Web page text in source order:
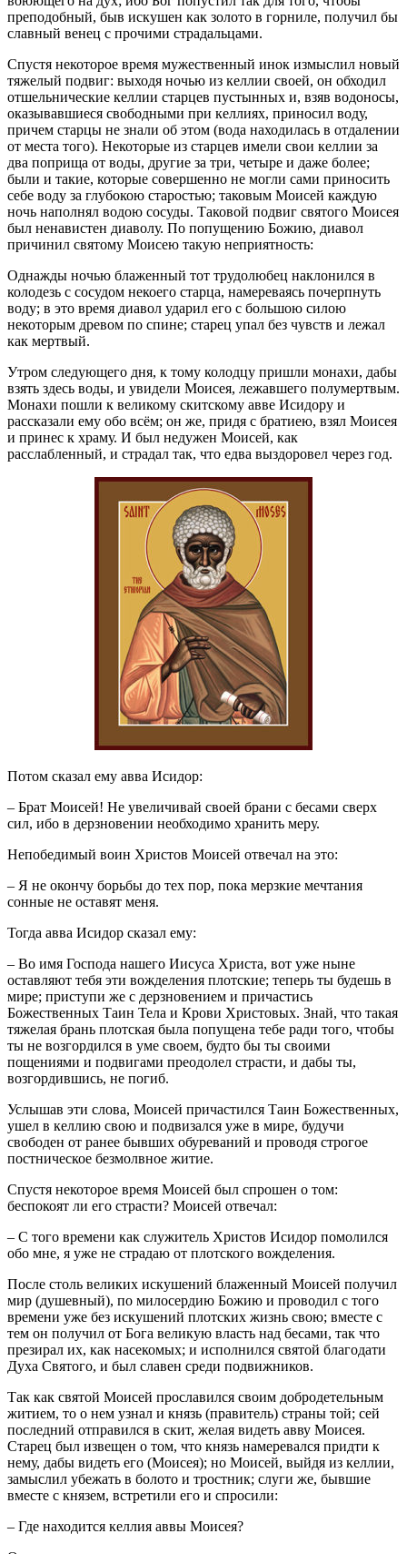
преподобный, быв искушен как золото в горниле, получил бы
славный венец с прочими страдальцами.
Спустя некоторое время мужественный инок измыслил новый
тяжелый подвиг: выходя ночью из келлии своей, он обходил
отшельнические келлии старцев пустынных и, взяв водоносы,
оказывавшиеся свободными при келлиях, приносил воду,
причем старцы не знали об этом (вода находилась в отдалении
от места того). Некоторые из старцев имели свои келлии за
два поприща от воды, другие за три, четыре и даже более;
были и такие, которые совершенно не могли сами приносить
себе воду за глубокою старостью; таковым Моисей каждую
ночь наполнял водою сосуды. Таковой подвиг святого Моисея
был ненавистен диаволу. По попущению Божию, диавол
причинил святому Моисею такую неприятность:
Однажды ночью блаженный тот трудолюбец наклонился в
колодезь с сосудом некоего старца, намереваясь почерпнуть
воду; в это время диавол ударил его с большою силою
некоторым древом по спине; старец упал без чувств и лежал
как мертвый.
Утром следующего дня, к тому колодцу пришли монахи, дабы
взять здесь воды, и увидели Моисея, лежавшего полумертвым.
Монахи пошли к великому скитскому авве Исидору и
рассказали ему обо всём; он же, придя с братиею, взял Моисея
и принес к храму. И был недужен Моисей, как
расслабленный, и страдал так, что едва выздоровел через год.
Потом сказал ему авва Исидор:
– Брат Моисей! Не увеличивай своей брани с бесами сверх
сил, ибо в дерзновении необходимо хранить меру.
Непобедимый воин Христов Моисей отвечал на это:
– Я не окончу борьбы до тех пор, пока мерзкие мечтания
сонные не оставят меня.
Тогда авва Исидор сказал ему:
– Во имя Господа нашего Иисуса Христа, вот уже ныне
оставляют тебя эти вожделения плотские; теперь ты будешь в
мире; приступи же с дерзновением и причастись
Божественных Таин Тела и Крови Христовых. Знай, что такая
тяжелая брань плотская была попущена тебе ради того, чтобы
ты не возгордился в уме своем, будто бы ты своими
пощениями и подвигами преодолел страсти, и дабы ты,
возгордившись, не погиб.
Услышав эти слова, Моисей причастился Таин Божественных,
ушел в келлию свою и подвизался уже в мире, будучи
свободен от ранее бывших обуреваний и проводя строгое
постническое безмолвное житие.
Спустя некоторое время Моисей был спрошен о том:
беспокоят ли его страсти? Моисей отвечал:
– С того времени как служитель Христов Исидор помолился
обо мне, я уже не страдаю от плотского вожделения.
После столь великих искушений блаженный Моисей получил
мир (душевный), по милосердию Божию и проводил с того
времени уже без искушений плотских жизнь свою; вместе с
тем он получил от Бога великую власть над бесами, так что
презирал их, как насекомых; и исполнился святой благодати
Духа Святого, и был славен среди подвижников.
Так как святой Моисей прославился своим добродетельным
житием, то о нем узнал и князь (правитель) страны той; сей
последний отправился в скит, желая видеть авву Моисея.
Старец был извещен о том, что князь намеревался придти к
нему, дабы видеть его (Моисея); но Моисей, выйдя из келлии,
замыслил убежать в болото и тростник; слуги же, бывшие
вместе с князем, встретили его и спросили:
– Где находится келлия аввы Моисея?